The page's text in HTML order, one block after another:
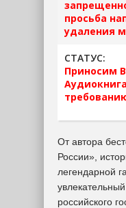
просьба
удаления
СТАТУС:
Приносим
От автора
России»,
легендарной
российского